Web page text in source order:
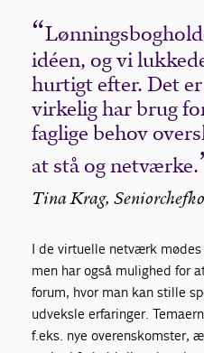
idéen, og vi
hurtigt efter. Det
virkelig har brug
faglige behov
at stå og netværke.
Tina Krag,
I de virtuelle netværk
men har også mulighed for
forum, hvor man kan stille
udveksle erfaringer.
f.eks. nye overenskomster,